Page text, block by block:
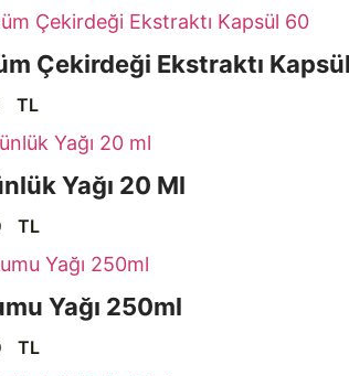
Çekirdeği Ekstraktı
TL
Yağı 20 Ml
TL
Yağı 250ml
TL